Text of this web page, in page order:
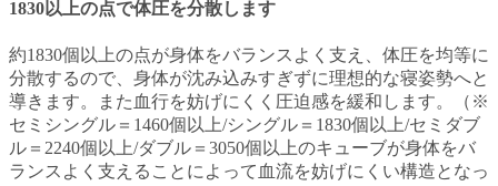
1830以上の点で体圧を分散します
約1830個以上の点が身体をバランスよく支え、体圧を均等に
分散するので、身体が沈み込みすぎずに理想的な寝姿勢へと
導きます。また血行を妨げにくく圧迫感を緩和します。（※
セミシングル＝1460個以上/シングル＝1830個以上/セミダブ
ル＝2240個以上/ダブル＝3050個以上のキューブが身体をバ
ランスよく支えることによって血流を妨げにくい構造となっ